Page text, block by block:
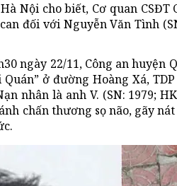
Nội cho biết, Cơ quan
đối với Nguyễn Văn Tình
ngày 22/11, Công an
ở đường Hoàng Xá,
nhân là anh V. (SN: 1979;
chấn thương sọ não, gãy